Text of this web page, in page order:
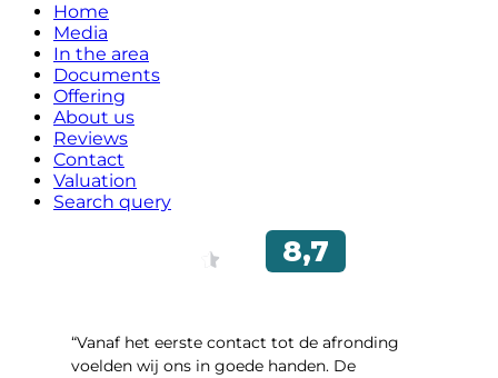
Home
Media
In the area
Documents
Offering
About us
Reviews
Contact
Valuation
Search query
“Vanaf het eerste contact tot de afronding
voelden wij ons in goede handen. De